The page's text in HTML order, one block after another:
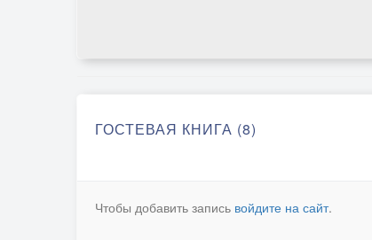
ГОСТЕВАЯ КНИГА (8)
Чтобы добавить запись войдите на сайт.